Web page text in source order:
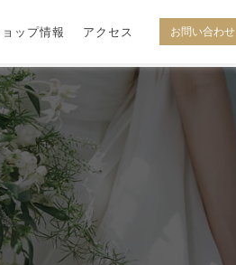
ョップ情報 アクセス お問い合わせ